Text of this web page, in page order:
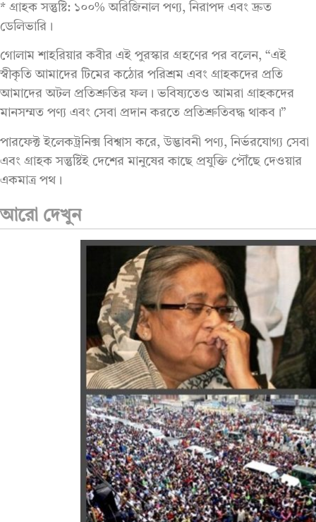
* গ্রাহক সন্তুষ্টি: ১০০% অরিজিনাল পণ্য, নিরাপদ এবং দ্রুত
ডেলিভারি।
গোলাম শাহরিয়ার কবীর এই পুরস্কার গ্রহণের পর বলেন, “এই
স্বীকৃতি আমাদের টিমের কঠোর পরিশ্রম এবং গ্রাহকদের প্রতি
আমাদের অটল প্রতিশ্রুতির ফল। ভবিষ্যতেও আমরা গ্রাহকদের
মানসম্মত পণ্য এবং সেবা প্রদান করতে প্রতিশ্রুতিবদ্ধ থাকব।”
পারফেক্ট ইলেকট্রনিক্স বিশ্বাস করে, উদ্ভাবনী পণ্য, নির্ভরযোগ্য সেবা
এবং গ্রাহক সন্তুষ্টিই দেশের মানুষের কাছে প্রযুক্তি পৌঁছে দেওয়ার
একমাত্র পথ।
আরো দেখুন